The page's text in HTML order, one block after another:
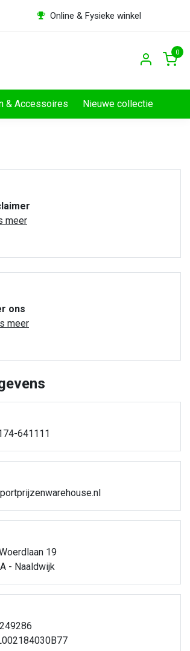
Online & Fysieke winkel
0
& Accessoires Nieuwe collectie
meer
ons
meer
641111
19
- Naaldwijk